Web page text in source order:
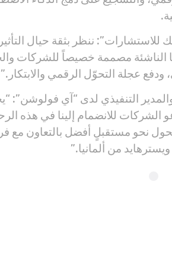
ننظر بثقة حيال
الناشئة مصممة خصيصاً للشركات
ودفع عجلة التحوّل الرقمي والابتكار.”
التنفيذي لدى “آي فولوشن”:
الشركات للانضمام إلينا في هذه
نحو مستقبلٍ أفضل بالتعاون مع
من ألمانيا.”